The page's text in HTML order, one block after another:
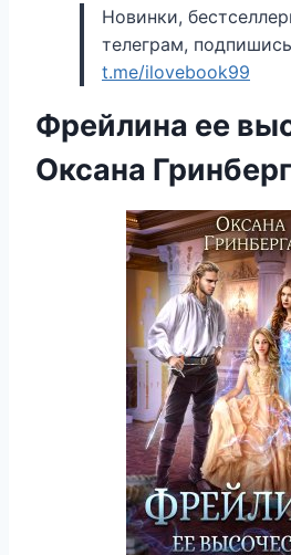
Новинки,
телеграм,
t.me/ilovebook99
Фрейлина ее
Оксана